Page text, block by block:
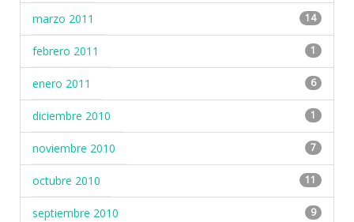
marzo 2011 14
febrero 2011 1
enero 2011 6
diciembre 2010 1
noviembre 2010 7
octubre 2010 11
septiembre 2010 9